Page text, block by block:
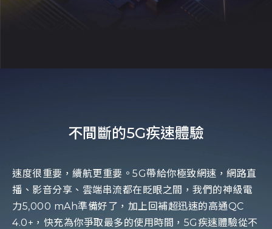
不間斷的5G疾速體驗
速度很重要，續航更重要。5G帶給你極致網速，網路直
播、影音分享、雲端串流都在眨眼之間，我們的神級電
力5,000 mAh準備好了，加上回補超迅速的高通QC
4.0+，快充為你爭取最多的使用時間，5G疾速體驗從不